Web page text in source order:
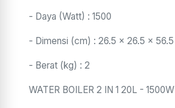
- Daya (Watt) : 1500
- Dimensi (cm) : 26.5 x 26.5 x 56.5
- Berat (kg) : 2
WATER BOILER 2 IN 1 20L - 1500W